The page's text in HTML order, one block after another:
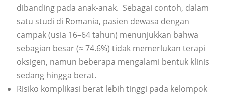
dibanding pada anak-anak. Sebagai contoh, dalam
satu studi di Romania, pasien dewasa dengan
campak (usia 16–64 tahun) menunjukkan bahwa
sebagian besar (≈ 74.6%) tidak memerlukan terapi
oksigen, namun beberapa mengalami bentuk klinis
sedang hingga berat.
Risiko komplikasi berat lebih tinggi pada kelompok